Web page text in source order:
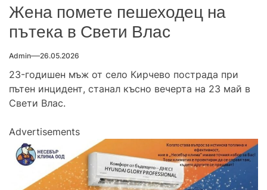
Жена помете пешеходец на
пътека в Свети Влас
Admin 26.05.2026
23-годишен мъж от село Кирчево пострада при
пътен инцидент, станал късно вечерта на 23 май в
Свети Влас.
Advertisements